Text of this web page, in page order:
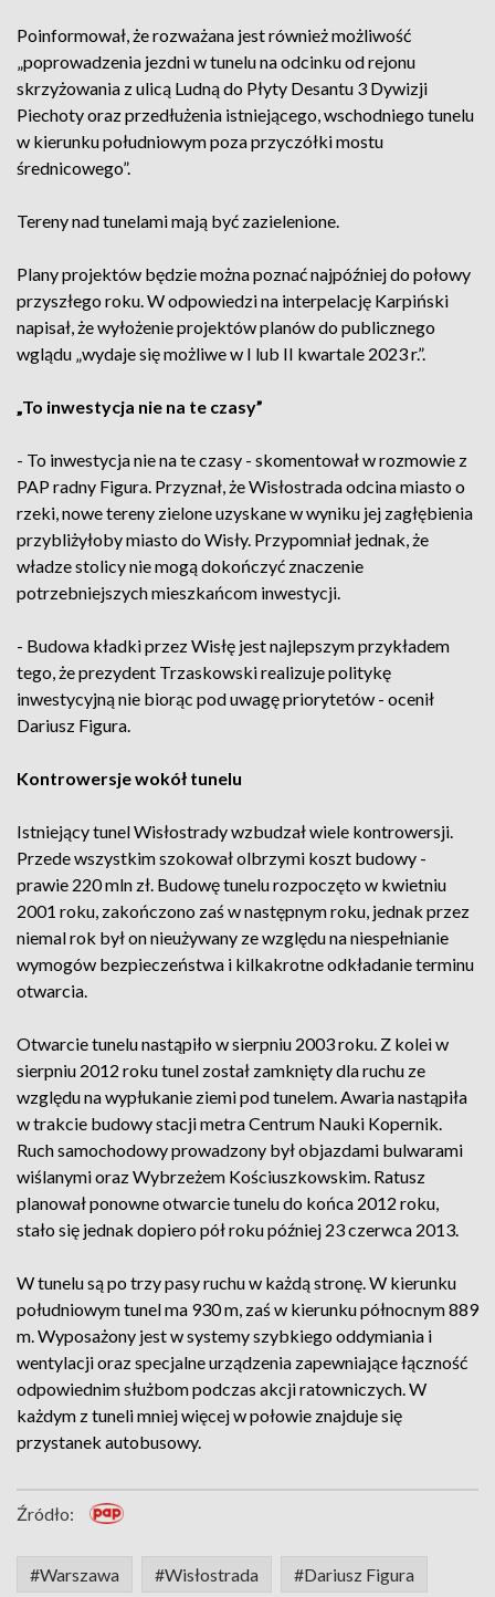
Poinformował, że rozważana jest również możliwość
„poprowadzenia jezdni w tunelu na odcinku od rejonu
skrzyżowania z ulicą Ludną do Płyty Desantu 3 Dywizji
Piechoty oraz przedłużenia istniejącego, wschodniego tunelu
w kierunku południowym poza przyczółki mostu
średnicowego”.
Tereny nad tunelami mają być zazielenione.
Plany projektów będzie można poznać najpóźniej do połowy
przyszłego roku. W odpowiedzi na interpelację Karpiński
napisał, że wyłożenie projektów planów do publicznego
wglądu „wydaje się możliwe w I lub II kwartale 2023 r.”.
„To inwestycja nie na te czasy”
- To inwestycja nie na te czasy - skomentował w rozmowie z
PAP radny Figura. Przyznał, że Wisłostrada odcina miasto o
rzeki, nowe tereny zielone uzyskane w wyniku jej zagłębienia
przybliżyłoby miasto do Wisły. Przypomniał jednak, że
władze stolicy nie mogą dokończyć znaczenie
potrzebniejszych mieszkańcom inwestycji.
- Budowa kładki przez Wisłę jest najlepszym przykładem
tego, że prezydent Trzaskowski realizuje politykę
inwestycyjną nie biorąc pod uwagę priorytetów - ocenił
Dariusz Figura.
Kontrowersje wokół tunelu
Istniejący tunel Wisłostrady wzbudzał wiele kontrowersji.
Przede wszystkim szokował olbrzymi koszt budowy -
prawie 220 mln zł. Budowę tunelu rozpoczęto w kwietniu
2001 roku, zakończono zaś w następnym roku, jednak przez
niemal rok był on nieużywany ze względu na niespełnianie
wymogów bezpieczeństwa i kilkakrotne odkładanie terminu
otwarcia.
Otwarcie tunelu nastąpiło w sierpniu 2003 roku. Z kolei w
sierpniu 2012 roku tunel został zamknięty dla ruchu ze
względu na wypłukanie ziemi pod tunelem. Awaria nastąpiła
w trakcie budowy stacji metra Centrum Nauki Kopernik.
Ruch samochodowy prowadzony był objazdami bulwarami
wiślanymi oraz Wybrzeżem Kościuszkowskim. Ratusz
planował ponowne otwarcie tunelu do końca 2012 roku,
stało się jednak dopiero pół roku później 23 czerwca 2013.
W tunelu są po trzy pasy ruchu w każdą stronę. W kierunku
południowym tunel ma 930 m, zaś w kierunku północnym 889
m. Wyposażony jest w systemy szybkiego oddymiania i
wentylacji oraz specjalne urządzenia zapewniające łączność
odpowiednim służbom podczas akcji ratowniczych. W
każdym z tuneli mniej więcej w połowie znajduje się
przystanek autobusowy.
Źródło:
#Warszawa #Wisłostrada #Dariusz Figura